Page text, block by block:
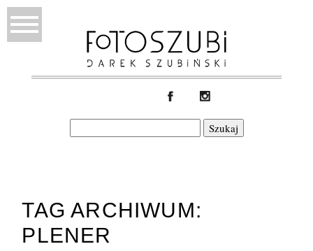
Szukaj:
TAG ARCHIWUM:
PLENER